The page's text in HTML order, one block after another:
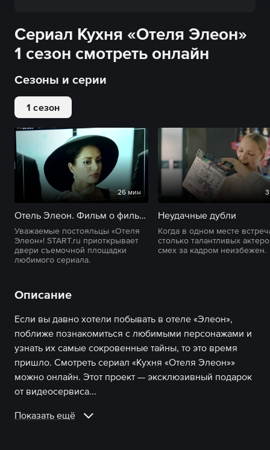
Сериал Кухня «Отеля Элеон»
1 сезон смотреть онлайн
Сезоны и серии
1 сезон
26 мин
Отель Элеон. Фильм о фильме
Уважаемые постояльцы «Отеля
Элеон»! START.ru приоткрывает
двери съемочной площадки
любимого сериала.
Неудачные дубли
Когда в одном месте
столько талантливых
смех за кадром неизбежен.
Описание
Если вы давно хотели побывать в отеле «Элеон»,
поближе познакомиться с любимыми персонажами и
узнать их самые сокровенные тайны, то это время
пришло. Смотреть сериал «Кухня «Отеля Элеон»»
можно онлайн. Этот проект — эксклюзивный подарок
от видеосервиса...
Показать ещё